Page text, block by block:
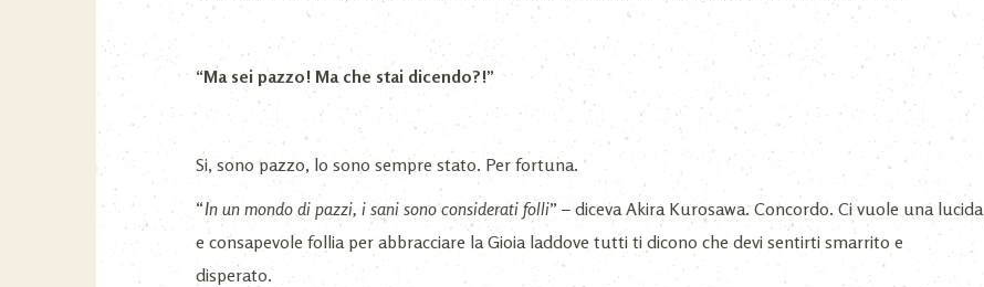
“Ma sei pazzo! Ma che stai dicendo?!”
Si, sono pazzo, lo sono sempre stato. Per fortuna.
“In un mondo di pazzi, i sani sono considerati folli” – diceva Akira Kurosawa. Concordo. Ci vuole una lucida
e consapevole follia per abbracciare la Gioia laddove tutti ti dicono che devi sentirti smarrito e
disperato.